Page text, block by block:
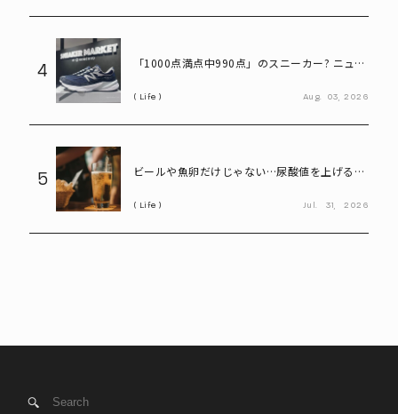
4
「1000点満点中990点」のスニーカー? ニュー
Life Aug. 03, 2026
5
ビールや魚卵だけじゃない…尿酸値を上げる
Life Jul. 31, 2026